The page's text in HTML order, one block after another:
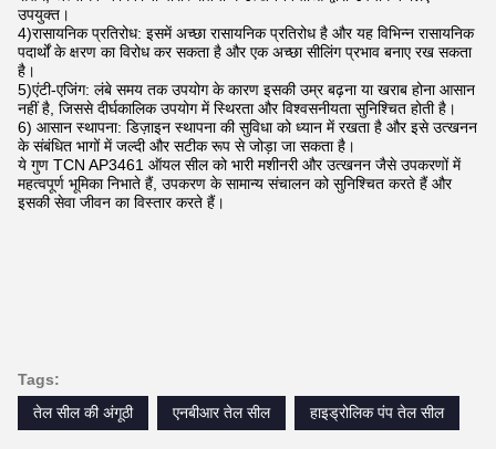
तक घर्षण और दबाव का सामना कर सकता है और इसकी सेवा जीवन का विस्तार कर
सकता है।
3) उच्च तापमान प्रतिरोध: उच्च तापमान वातावरण में स्थिर प्रदर्शन बनाए रखने में